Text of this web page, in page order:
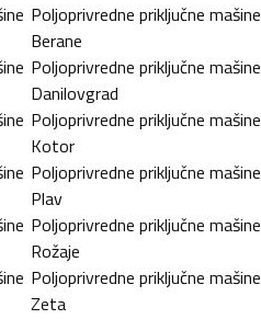
Poljoprivredne priključne mašine
Berane
Poljoprivredne priključne mašine
Danilovgrad
Poljoprivredne priključne mašine
Kotor
Poljoprivredne priključne mašine
Plav
Poljoprivredne priključne mašine
Rožaje
Poljoprivredne priključne mašine
Zeta